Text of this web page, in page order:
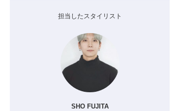
担当したスタイリスト
SHO FUJITA